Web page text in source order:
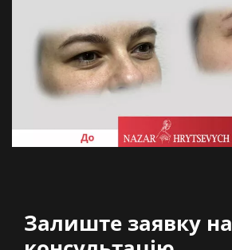
Залиште заявку на